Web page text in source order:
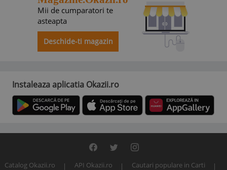
Mii de cumparatori te
asteapta
Deschide-ti magazin
Instaleaza aplicatia Okazii.ro
Catalog Okazii.ro API Okazii.ro
Cautari populare in Carti